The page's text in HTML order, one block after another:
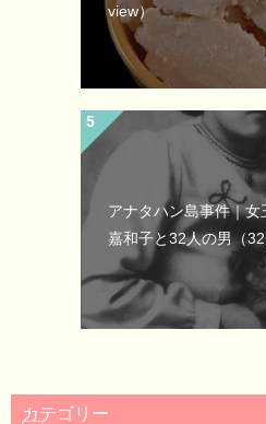
view）
アナタハン島事件｜女
嘉和子と32人の男（
カテゴリー